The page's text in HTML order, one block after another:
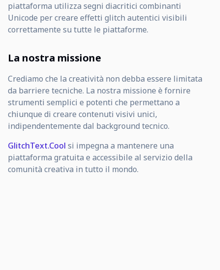
piattaforma utilizza segni diacritici combinanti
Unicode per creare effetti glitch autentici visibili
correttamente su tutte le piattaforme.
La nostra missione
Crediamo che la creatività non debba essere limitata
da barriere tecniche. La nostra missione è fornire
strumenti semplici e potenti che permettano a
chiunque di creare contenuti visivi unici,
indipendentemente dal background tecnico.
GlitchText.Cool si impegna a mantenere una
piattaforma gratuita e accessibile al servizio della
comunità creativa in tutto il mondo.